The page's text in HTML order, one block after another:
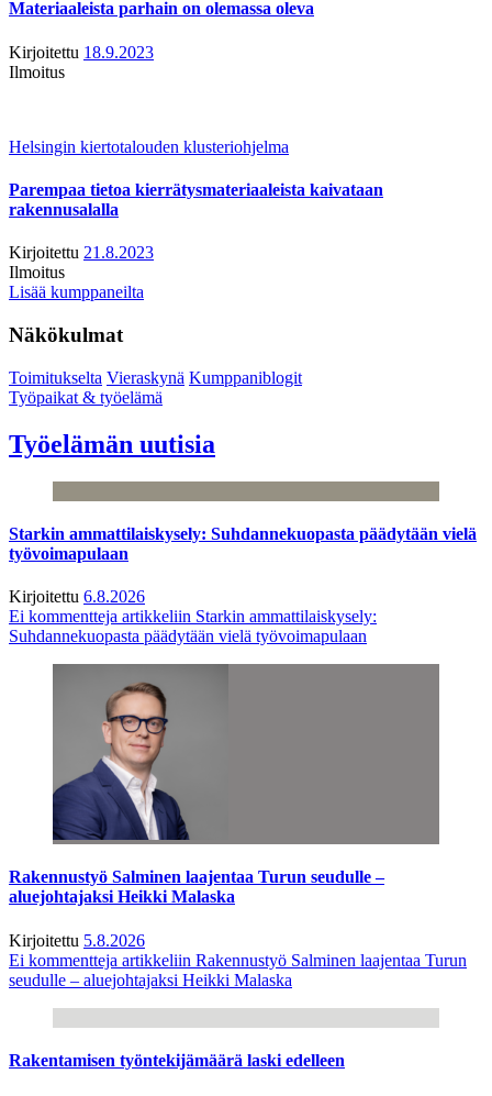
Materiaaleista parhain on olemassa oleva
Kirjoitettu 18.9.2023
Ilmoitus
Helsingin kiertotalouden klusteriohjelma
Parempaa tietoa kierrätysmateriaaleista kaivataan
rakennusalalla
Kirjoitettu 21.8.2023
Ilmoitus
Lisää kumppaneilta
Näkökulmat
Toimitukselta Vieraskynä Kumppaniblogit
Työpaikat & työelämä
Työelämän uutisia
Starkin ammattilaiskysely: Suhdannekuopasta päädytään vielä
työvoimapulaan
Kirjoitettu 6.8.2026
Ei kommentteja artikkeliin Starkin ammattilaiskysely:
Suhdannekuopasta päädytään vielä työvoimapulaan
Rakennustyö Salminen laajentaa Turun seudulle –
aluejohtajaksi Heikki Malaska
Kirjoitettu 5.8.2026
Ei kommentteja artikkeliin Rakennustyö Salminen laajentaa Turun
seudulle – aluejohtajaksi Heikki Malaska
Rakentamisen työntekijämäärä laski edelleen